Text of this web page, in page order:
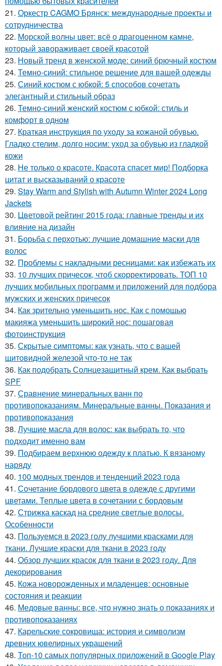
21. Оркестр CAGMO Брянск: международные проекты и
сотрудничества
22. Морской волны цвет: всё о драгоценном камне,
который завораживает своей красотой
23. Новый тренд в женской моде: синий брючный костюм
24. Темно-синий: стильное решение для вашей одежды
25. Синий костюм с юбкой: 5 способов сочетать
элегантный и стильный образ
26. Темно-синий женский костюм с юбкой: стиль и
комфорт в одном
27. Краткая инструкция по уходу за кожаной обувью.
Гладко стелим, долго носим: уход за обувью из гладкой
кожи
28. Не только о красоте. Красота спасет мир! Подборка
цитат и высказываний о красоте
29. Stay Warm and Stylish with Autumn Winter 2024 Long
Jackets
30. Цветовой рейтинг 2015 года: главные тренды и их
влияние на дизайн
31. Борьба с перхотью: лучшие домашние маски для
волос
32. Проблемы с накладными ресницами: как избежать их
33. 10 лучших причесок, чтоб скорректировать. ТОП 10
лучших мобильных программ и приложений для подбора
мужских и женских причесок
34. Как зрительно уменьшить нос. Как с помощью
макияжа уменьшить широкий нос: пошаговая
фотоинструкция
35. Скрытые симптомы: как узнать, что с вашей
щитовидной железой что-то не так
36. Как подобрать Солнцезащитный крем. Как выбрать
SPF
37. Сравнение минеральных ванн по
противопоказаниям. Минеральные ванны. Показания и
противопоказания
38. Лучшие масла для волос: как выбрать то, что
подходит именно вам
39. Подбираем верхнюю одежду к платью. К вязаному
наряду
40. 100 модных трендов и тенденций 2023 года
41. Сочетание бордового цвета в одежде с другими
цветами. Теплые цвета в сочетании с бордовым
42. Стрижка каскад на средние светлые волосы.
Особенности
43. Пользуемся в 2023 голу лучшими красками для
ткани. Лучшие краски для ткани в 2023 году
44. Обзор лучших красок для ткани в 2023 году. Для
декорирования
45. Кожа новорожденных и младенцев: основные
состояния и реакции
46. Медовые ванны: все, что нужно знать о показаниях и
противопоказаниях
47. Карельские сокровища: история и символизм
древних ювелирных украшений
48. Топ-10 самых популярных приложений в Google Play